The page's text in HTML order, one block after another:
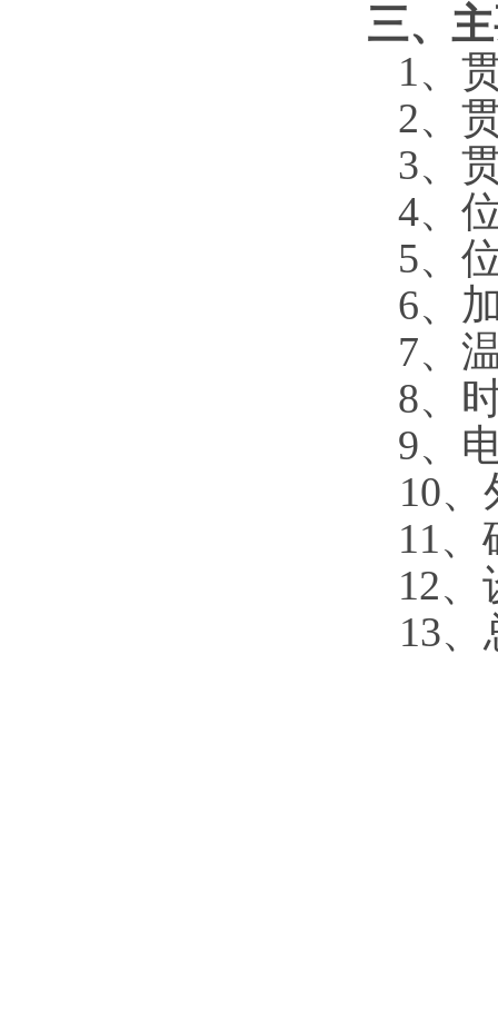
三、
1、
2、
3、
4、
5、
6、
7、
8、
9、
10、
11、
12、
13、